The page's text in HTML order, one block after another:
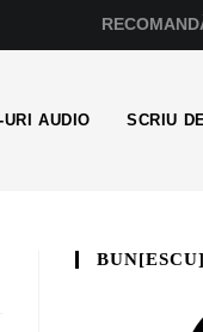
URI AUDIO SCRIU